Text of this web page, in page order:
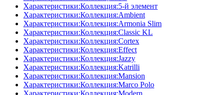
Характеристики:Коллекция:5-й элемент
Характеристики:Коллекция:Ambient
Характеристики:Коллекция:Armonia Slim
Характеристики:Коллекция:Classic KL
Характеристики:Коллекция:Cortex
Характеристики:Коллекция:Effect
Характеристики:Коллекция:Jazzy
Характеристики:Коллекция:Katrilli
Характеристики:Коллекция:Mansion
Характеристики:Коллекция:Marco Polo
Характеристики:Коллекция:Modern